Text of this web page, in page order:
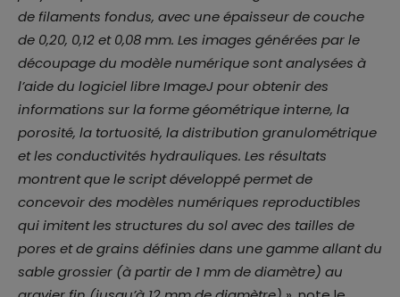
de filaments fondus, avec une épaisseur de couche
de 0,20, 0,12 et 0,08 mm. Les images générées par le
découpage du modèle numérique sont analysées à
l’aide du logiciel libre ImageJ pour obtenir des
informations sur la forme géométrique interne, la
porosité, la tortuosité, la distribution granulométrique
et les conductivités hydrauliques. Les résultats
montrent que le script développé permet de
concevoir des modèles numériques reproductibles
qui imitent les structures du sol avec des tailles de
pores et de grains définies dans une gamme allant du
sable grossier (à partir de 1 mm de diamètre) au